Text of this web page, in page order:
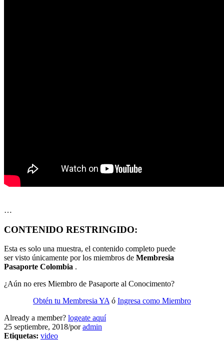
…
CONTENIDO RESTRINGIDO:
Esta es solo una muestra, el contenido completo puede
ser visto únicamente por los miembros de Membresia
Pasaporte Colombia .
¿Aún no eres Miembro de Pasaporte al Conocimento?
Obtén tu Membresia YA ó Ingresa como Miembro
Already a member? logeate aquí
25 septiembre, 2018/poradmin
Etiquetas: video